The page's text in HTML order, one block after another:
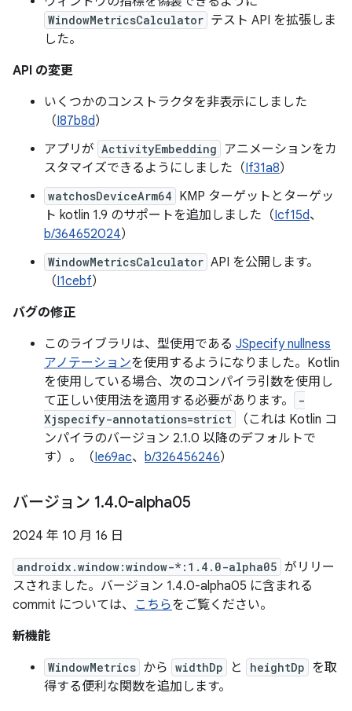
WindowMetricsCalculator テスト API を拡張しま
した。
API の変更
いくつかのコンストラクタを非表示にしました
（I87b8d）
アプリが ActivityEmbedding アニメーションをカ
スタマイズできるようにしました（If31a8）
watchosDeviceArm64 KMP ターゲットとターゲッ
ト kotlin 1.9 のサポートを追加しました（Icf15d、
b/364652024）
WindowMetricsCalculator API を公開します。
（I1cebf）
バグの修正
このライブラリは、型使用である JSpecify nullness
アノテーションを使用するようになりました。Kotlin
を使用している場合、次のコンパイラ引数を使用し
て正しい使用法を適用する必要があります。
-
Xjspecify-annotations=strict
（これは Kotlin コ
ンパイラのバージョン 2.1.0 以降のデフォルトで
す）。（Ie69ac、 b/326456246）
バージョン 1.4.0-alpha05
2024 年 10 月 16 日
androidx.window:window-*:1.4.0-alpha05 がリリー
スされました。バージョン 1.4.0-alpha05 に含まれる
commit については、 こちらをご覧ください。
新機能
WindowMetrics から widthDp と heightDp を取
得する便利な関数を追加します。